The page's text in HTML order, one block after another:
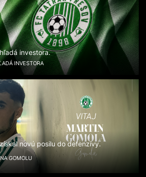
investora.
INVESTORA
novú posilu do defenzívy.
GOMOLU